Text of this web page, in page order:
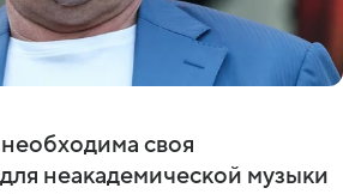
своя
неакадемической музыки